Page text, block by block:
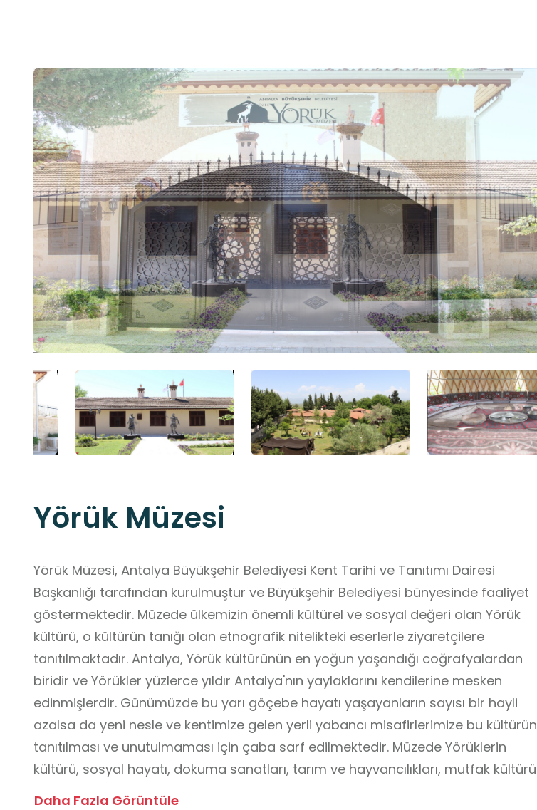
Yörük Müzesi
Yörük Müzesi, Antalya Büyükşehir Belediyesi Kent Tarihi ve Tanıtımı Dairesi
Başkanlığı tarafından kurulmuştur ve Büyükşehir Belediyesi bünyesinde faaliyet
göstermektedir. Müzede ülkemizin önemli kültürel ve sosyal değeri olan Yörük
kültürü, o kültürün tanığı olan etnografik nitelikteki eserlerle ziyaretçilere
tanıtılmaktadır. Antalya, Yörük kültürünün en yoğun yaşandığı coğrafyalardan
biridir ve Yörükler yüzlerce yıldır Antalya'nın yaylaklarını kendilerine mesken
edinmişlerdir. Günümüzde bu yarı göçebe hayatı yaşayanların sayısı bir hayli
azalsa da yeni nesle ve kentimize gelen yerli yabancı misafirlerimize bu kültürün
tanıtılması ve unutulmaması için çaba sarf edilmektedir. Müzede Yörüklerin
kültürü, sosyal hayatı, dokuma sanatları, tarım ve hayvancılıkları, mutfak kültürü
Daha Fazla Görüntüle